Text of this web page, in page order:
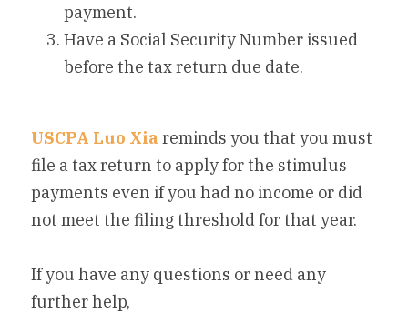
payment.
Have a Social Security Number issued
before the tax return due date.
USCPA Luo Xia reminds you that you must
file a tax return to apply for the stimulus
payments even if you had no income or did
not meet the filing threshold for that year.
If you have any questions or need any
further help,